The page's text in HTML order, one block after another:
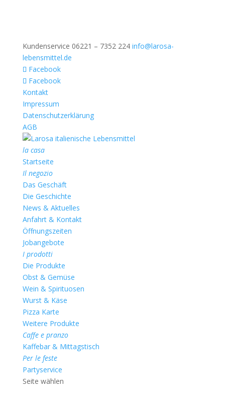
Kundenservice 06221 – 7352 224 info@larosa-
lebensmittel.de
Facebook
Facebook
Kontakt
Impressum
Datenschutzerklärung
AGB
la casa
Startseite
Il negozio
Das Geschäft
Die Geschichte
News & Aktuelles
Anfahrt & Kontakt
Öffnungszeiten
Jobangebote
I prodotti
Die Produkte
Obst & Gemüse
Wein & Spirituosen
Wurst & Käse
Pizza Karte
Weitere Produkte
Caffe e pranzo
Kaffebar & Mittagstisch
Per le feste
Partyservice
Seite wählen